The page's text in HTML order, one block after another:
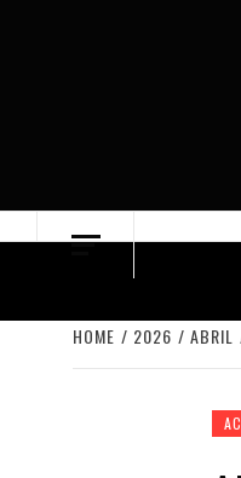
HOME 2026 ABRIL